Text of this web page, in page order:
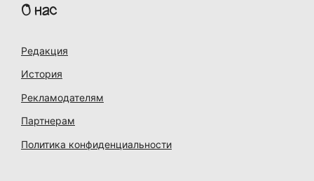
О нас
Редакция
История
Рекламодателям
Партнерам
Политика конфиденциальности